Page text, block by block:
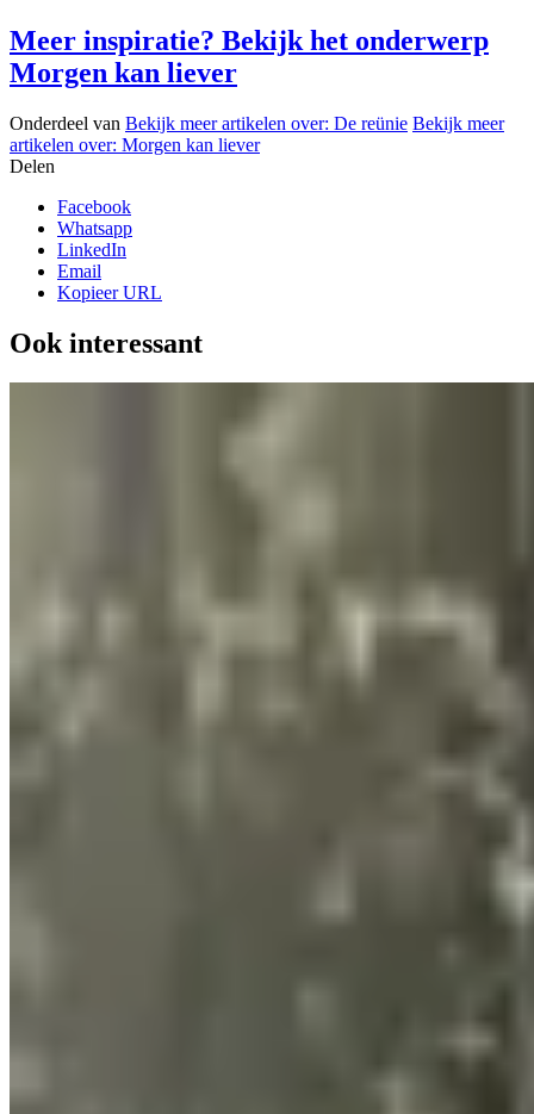
Meer inspiratie? Bekijk het onderwerp
Morgen kan liever
Onderdeel van Bekijk meer artikelen over: De reünie Bekijk meer
artikelen over: Morgen kan liever
Delen
Facebook
Whatsapp
LinkedIn
Email
Kopieer URL
Ook interessant